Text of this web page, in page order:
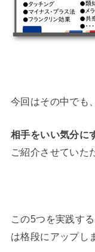
今回はその中でも
相手をいい気分に
ご紹介させていた
この5つを実践す
は格段にアップし